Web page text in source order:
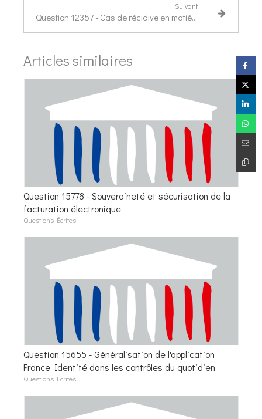
Suivant
Question 12357 - Cas de récidive en matière de liquidation judiciaire
Articles similaires
Question 15778 - Souveraineté et sécurisation de la
facturation électronique
Questions Écrites
Question 15655 - Généralisation de l'application
France Identité dans les contrôles du quotidien
Questions Écrites